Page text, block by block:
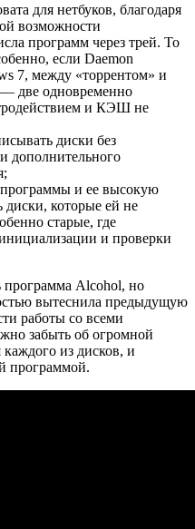
для нетбуков, благодаря
возможности
программ через трей. То
если Daemon
7, между «торрентом» и
две одновременно
и КЭШ не
диски без
дополнительного
программы и ее высокую
диски, которые ей не
старые, где
и проверки
программа Alcohol, но
вытеснила предыдущую
работы со всеми
забыть об огромной
из дисков, и
программой.